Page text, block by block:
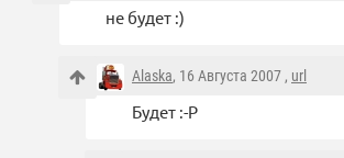
не будет :)
Alaska, 16 Августа 2007 , url
Будет :-P